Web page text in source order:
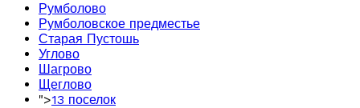
Румболово
Румболовское предместье
Старая Пустошь
Углово
Шагрово
Щеглово
">13 поселок